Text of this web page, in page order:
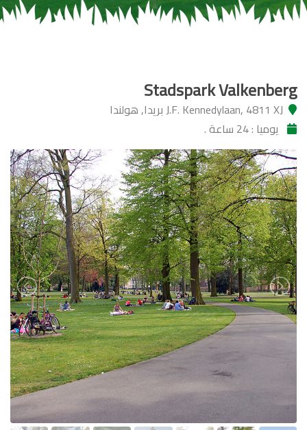
Stadspark Valkenberg
J.F. Kennedylaan, 4811 XJ بريدا, هولندا
يوميا : 24 ساعة .